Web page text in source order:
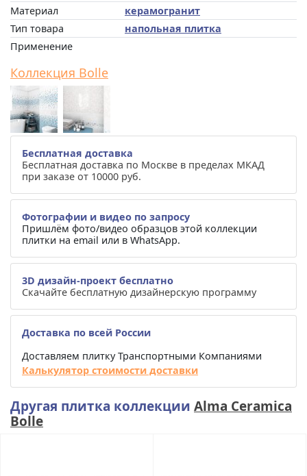
Материал
керамогранит
Тип товара
напольная плитка
Применение
Коллекция Bolle
Бесплатная доставка
Бесплатная доставка по Москве в пределах МКАД
при заказе от 10000 руб.
Фотографии и видео по запросу
Пришлём фото/видео образцов этой коллекции
плитки на email или в WhatsApp.
3D дизайн-проект бесплатно
Скачайте бесплатную дизайнерскую программу
Доставка по всей России
Доставляем плитку Транспортными Компаниями
Калькулятор стоимости доставки
Другая плитка коллекции Alma Ceramica
Bolle